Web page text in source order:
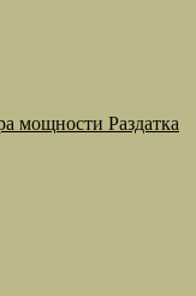
мощности Раздатка